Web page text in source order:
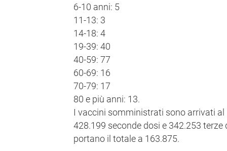
6-10 anni: 5
11-13: 3
14-18: 4
19-39: 40
40-59: 77
60-69: 16
70-79: 17
80 e più anni: 13.
I vaccini somministrati sono arrivati al
428.199 seconde dosi e 342.253
portano il totale a 163.875.